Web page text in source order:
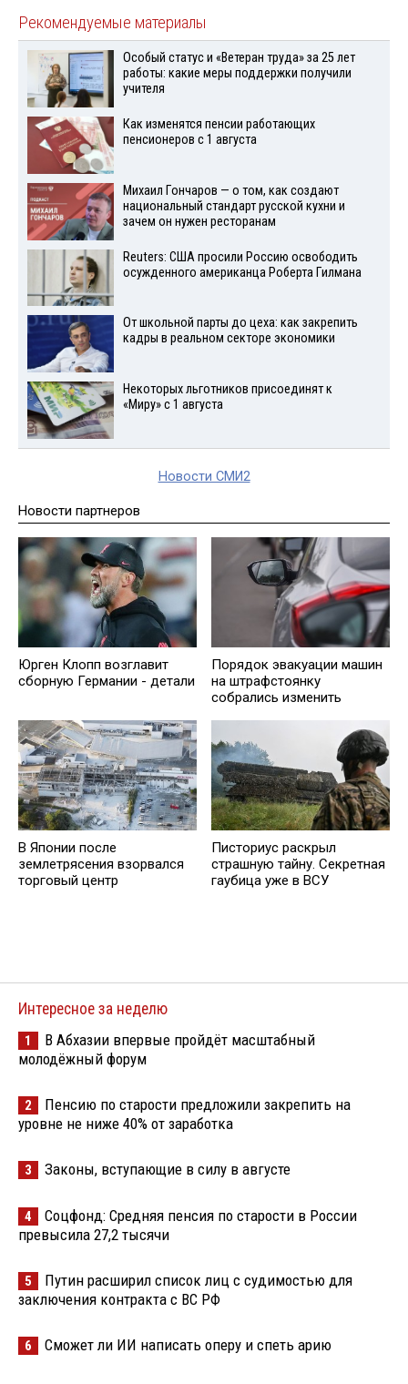
Рекомендуемые материалы
Особый статус и «Ветеран труда» за 25 лет
работы: какие меры поддержки получили
учителя
Как изменятся пенсии работающих
пенсионеров с 1 августа
Михаил Гончаров — о том, как создают
национальный стандарт русской кухни и
зачем он нужен ресторанам
Reuters: США просили Россию освободить
осужденного американца Роберта Гилмана
От школьной парты до цеха: как закрепить
кадры в реальном секторе экономики
Некоторых льготников присоединят к
«Миру» с 1 августа
Новости СМИ2
Новости партнеров
Юрген Клопп возглавит
сборную Германии - детали
Порядок эвакуации машин
на штрафстоянку
собрались изменить
В Японии после
землетрясения взорвался
торговый центр
Писториус раскрыл
страшную тайну. Секретная
гаубица уже в ВСУ
Интересное за неделю
1
В Абхазии впервые пройдёт масштабный
молодёжный форум
2
Пенсию по старости предложили закрепить на
уровне не ниже 40% от заработка
3 Законы, вступающие в силу в августе
4
Соцфонд: Средняя пенсия по старости в России
превысила 27,2 тысячи
5
Путин расширил список лиц с судимостью для
заключения контракта с ВС РФ
6 Сможет ли ИИ написать оперу и спеть арию